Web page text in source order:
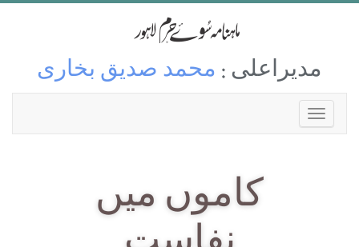
مدیراعلی : محمد صدیق بخاری
كاموں ميں